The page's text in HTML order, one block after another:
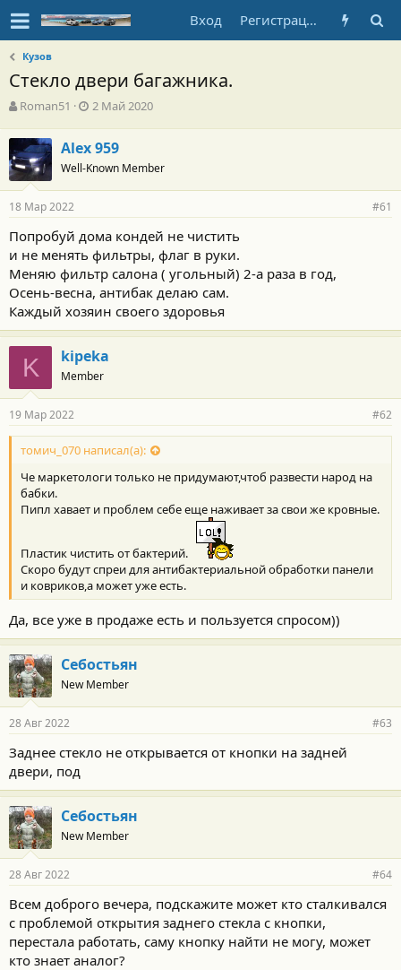
Вход Регистрация
Кузов
Стекло двери багажника.
А
т
о
р
т
е
м
ы
Roman51
Д
а
н
а
л
а
2 Май 2020
Alex 959
Well-Known Member
18 Мар 2022 #61
Попробуй дома кондей не чистить
и не менять фильтры, флаг в руки.
Меняю фильтр салона ( угольный) 2-а раза в год,
Осень-весна, антибак делаю сам.
Каждый хозяин своего здоровья
K kipeka
Member
19 Мар 2022 #62
томич_070 написал(а):
Че маркетологи только не придумают,чтоб развести народ на
бабки.
Пипл хавает и проблем себе еще наживает за свои же кровные.
Пластик чистить от бактерий.
Скоро будут спреи для антибактериальной обработки панели
и ковриков,а может уже есть.
Да, все уже в продаже есть и пользуется спросом))
Себостьян
New Member
28 Авг 2022 #63
Заднее стекло не открывается от кнопки на задней
двери, под
Себостьян
New Member
28 Авг 2022 #64
Всем доброго вечера, подскажите может кто сталкивался
с проблемой открытия заднего стекла с кнопки,
перестала работать, саму кнопку найти не могу, может
кто знает аналог?